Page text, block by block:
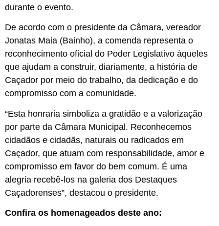
durante o evento.
De acordo com o presidente da Câmara, vereador
Jonatas Maia (Bainho), a comenda representa o
reconhecimento oficial do Poder Legislativo àqueles
que ajudam a construir, diariamente, a história de
Caçador por meio do trabalho, da dedicação e do
compromisso com a comunidade.
“Esta honraria simboliza a gratidão e a valorização
por parte da Câmara Municipal. Reconhecemos
cidadãos e cidadãs, naturais ou radicados em
Caçador, que atuam com responsabilidade, amor e
compromisso em favor do bem comum. É uma
alegria recebê-los na galeria dos Destaques
Caçadorenses”, destacou o presidente.
Confira os homenageados deste ano: